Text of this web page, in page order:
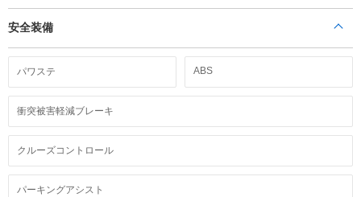
安全装備
パワステ ABS
衝突被害軽減ブレーキ
クルーズコントロール
パーキングアシスト